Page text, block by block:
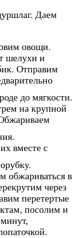
Даем
овощи.
шелухи и
Отправим
до мягкости.
на крупной
вместе с
обжариваться в
через
перетертые
посолим и